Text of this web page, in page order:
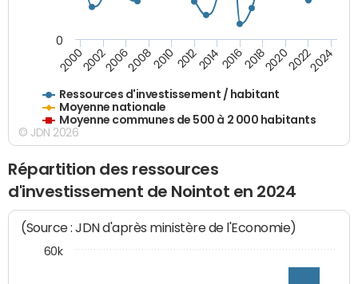
Ressources d'investissement / habitant
Moyenne nationale
Moyenne communes de 500 à 2 000 habitants
20002002200620082010 2012201420162018202020222024
0
© JDN 2026
Répartition des ressources
d'investissement de Nointot en 2024
(Source : JDN d'après ministère de l'Economie)
60k